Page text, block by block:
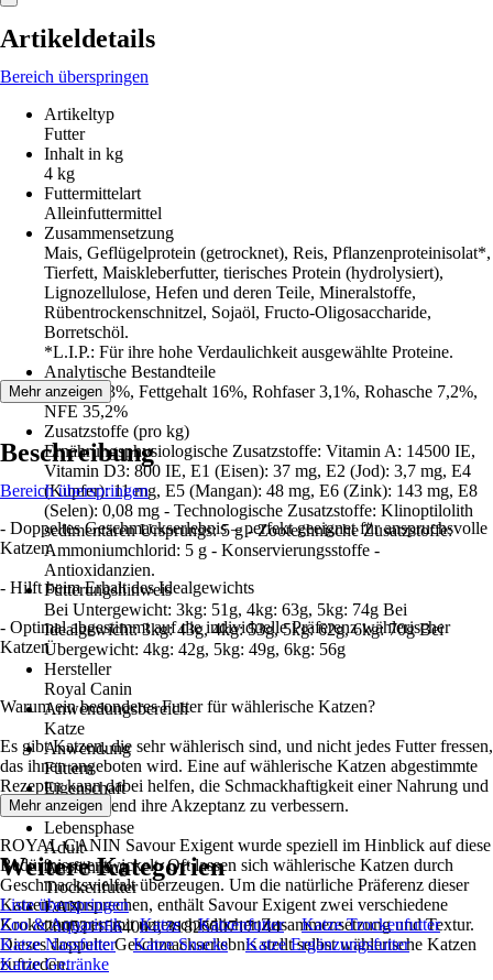
Artikeldetails
Bereich überspringen
Artikeltyp
Futter
Inhalt in kg
4 kg
Futtermittelart
Alleinfuttermittel
Zusammensetzung
Mais, Geflügelprotein (getrocknet), Reis, Pflanzenproteinisolat*,
Tierfett, Maiskleberfutter, tierisches Protein (hydrolysiert),
Lignozellulose, Hefen und deren Teile, Mineralstoffe,
Rübentrockenschnitzel, Sojaöl, Fructo-Oligosaccharide,
Borretschöl.
*L.I.P.: Für ihre hohe Verdaulichkeit ausgewählte Proteine.
Analytische Bestandteile
Protein 33%, Fettgehalt 16%, Rohfaser 3,1%, Rohasche 7,2%,
NFE 35,2%
Zusatzstoffe (pro kg)
Ernährungsphysiologische Zusatzstoffe: Vitamin A: 14500 IE,
Vitamin D3: 800 IE, E1 (Eisen): 37 mg, E2 (Jod): 3,7 mg, E4
(Kupfer): 11 mg, E5 (Mangan): 48 mg, E6 (Zink): 143 mg, E8
(Selen): 0,08 mg - Technologische Zusatzstoffe: Klinoptilolith
sedimentären Ursprungs: 5 g - Zootechnische Zusatzstoffe:
Ammoniumchlorid: 5 g - Konservierungsstoffe -
Antioxidanzien.
Fütterungshinweis
Bei Untergewicht: 3kg: 51g, 4kg: 63g, 5kg: 74g Bei
Idealgewicht: 3kg: 43g, 4kg: 53g, 5kg: 62g, 6kg: 70g Bei
Übergewicht: 4kg: 42g, 5kg: 49g, 6kg: 56g
Hersteller
Royal Canin
Anwendungsbereich
Katze
Anwendung
Füttern
Eigenschaft
Sensitive
Lebensphase
Adult
Ausführung
Trockenfutter
EAN
2005211564004, 3182550717144
Mehr anzeigen
Beschreibung
Bereich überspringen
- Doppeltes Geschmackserlebnis – perfekt geeignet für anspruchsvolle
Katzen
- Hilft beim Erhalt des Idealgewichts
- Optimal abgestimmt auf die individuelle Präferenz wählerischer
Katzen
Warum ein besonderes Futter für wählerische Katzen?
Es gibt Katzen, die sehr wählerisch sind, und nicht jedes Futter fressen,
das ihnen angeboten wird. Eine auf wählerische Katzen abgestimmte
Rezeptur kann dabei helfen, die Schmackhaftigkeit einer Nahrung und
damit einhergehend ihre Akzeptanz zu verbessern.
ROYAL CANIN Savour Exigent wurde speziell im Hinblick auf diese
Bedürfnisse entwickelt. Oft lassen sich wählerische Katzen durch
Geschmacksvielfalt überzeugen. Um die natürliche Präferenz dieser
Katzen anzusprechen, enthält Savour Exigent zwei verschiedene
Krokettentypen mit unterschiedlicher Zusammensetzung und Textur.
Dieses doppelte Geschmackserlebnis stellt selbst wählerische Katzen
zufrieden.
Mehr anzeigen
Weitere Kategorien
Liste überspringen
Zoo & Aquaristik
Katze Katzenfutter
Katze Trockenfutter
Katze Nassfutter
Katze Snacks
Katze Ergänzungsfutter
Katze Getränke